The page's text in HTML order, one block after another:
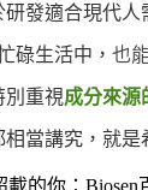
研發適合現代人
碌生活中， 也
別重視成分來源
當講究，就